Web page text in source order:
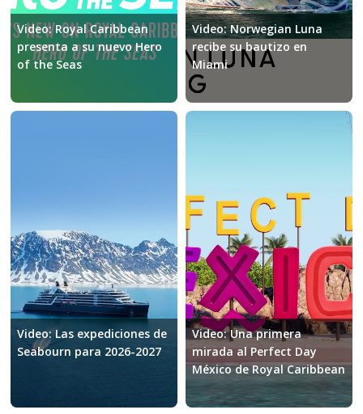
Video: Royal Caribbean
presenta a su nuevo Hero
of the Seas
Video: Norwegian Luna
recibe su bautizo en
Miami
Video: Las expediciones de
Seabourn para 2026-2027
Video: Una primera
mirada al Perfect Day
México de Royal Caribbean